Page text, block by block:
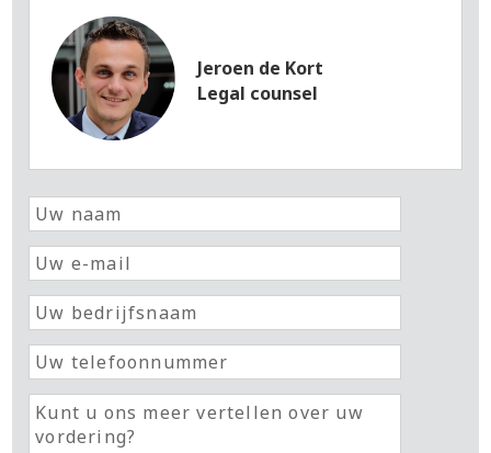
Jeroen de Kort
Legal counsel